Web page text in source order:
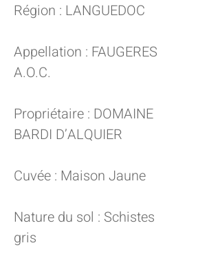
Région : LANGUEDOC
Appellation : FAUGERES
A.O.C.
Propriétaire : DOMAINE
BARDI D’ALQUIER
Cuvée : Maison Jaune
Nature du sol : Schistes
gris